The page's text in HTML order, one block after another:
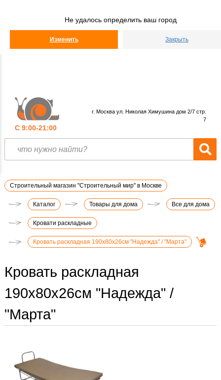
Не удалось определить ваш город
Изменить Закрыть
С 9:00-21:00
г. Москва ул. Николая Химушина дом 2/7 стр.
7
Строительный магазин "Строительный мир" в Москве
Каталог Товары для дома Все для дома
Кровати раскладные
Кровать раскладная 190х80х26см "Надежда" / "Марта"
Кровать раскладная
190х80х26см "Надежда" /
"Марта"